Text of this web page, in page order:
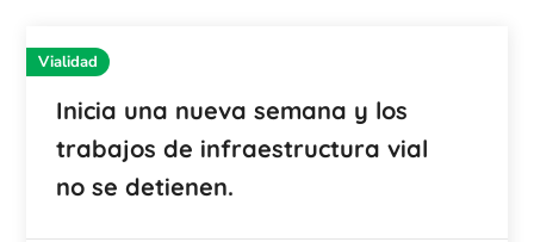
Vialidad
Inicia una nueva semana y los
trabajos de infraestructura vial
no se detienen.